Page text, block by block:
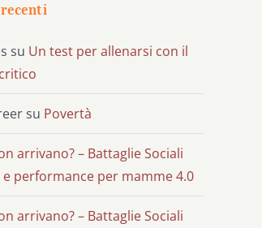
su Un test per allenarsi con il
su Povertà
arrivano? – Battaglie Sociali
performance per mamme 4.0
arrivano? – Battaglie Sociali